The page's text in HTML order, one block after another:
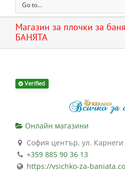
Go to...
Магазин за плочки за
БАНЯТА
Verified
Онлайн магазини
София център, ул.
+359 885 90 36 13
https://vsichko-za-